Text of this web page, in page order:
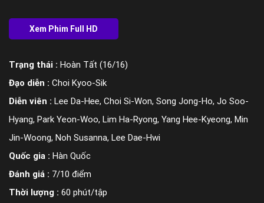
Trạng thái : Hoàn Tất (16/16)
Đạo diễn : Choi Kyoo-Sik
Diễn viên : Lee Da-Hee, Choi Si-Won, Song Jong-Ho, Jo Soo-
Hyang, Park Yeon-Woo, Lim Ha-Ryong, Yang Hee-Kyeong, Min
Jin-Woong, Noh Susanna, Lee Dae-Hwi
Quốc gia : Hàn Quốc
Đánh giá : 7/10 điểm
Thời lượng : 60 phút/tập